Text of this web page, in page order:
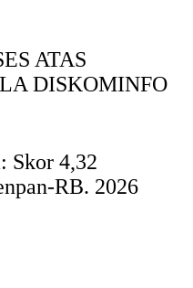
ATAS
DISKOMINFO
Skor 4,32
RB. 2026